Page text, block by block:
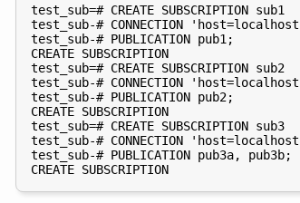
test_sub=# CREATE SUBSCRIPTION sub1
test_sub-# CONNECTION
test_sub-# PUBLICATION pub1;
CREATE SUBSCRIPTION
test_sub=# CREATE SUBSCRIPTION sub2
test_sub-# CONNECTION
test_sub-# PUBLICATION pub2;
CREATE SUBSCRIPTION
test_sub=# CREATE SUBSCRIPTION sub3
test_sub-# CONNECTION
test_sub-# PUBLICATION pub3a, pub3b;